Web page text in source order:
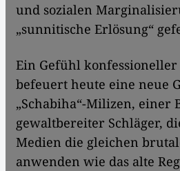
und sozialen
„sunnitische Erlösung“
Ein Gefühl
befeuert heute eine neue
„Schabiha“-Milizen, einer
gewaltbereiter Schläger,
Medien die gleichen
anwenden wie das alte